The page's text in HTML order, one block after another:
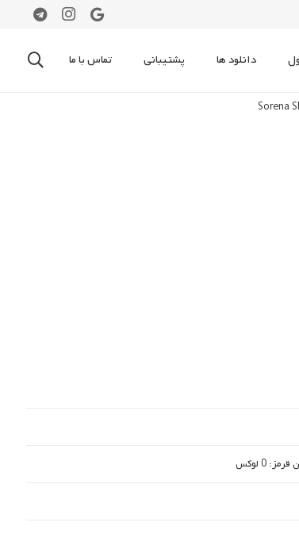
دانلود ها پشتیبانی تماس با ما
Sorena